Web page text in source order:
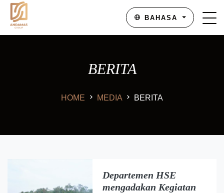
BAHASA
BERITA
HOME MEDIA BERITA
Departemen HSE
mengadakan Kegiatan